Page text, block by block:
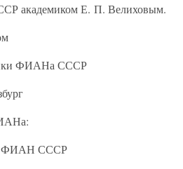
академиком Е. П. Велиховым.
ФИАНа СССР
СССР